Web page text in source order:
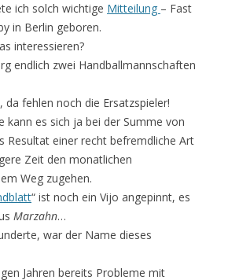
ich solch wichtige Mitteilung – Fast
in Berlin geboren.
interessieren?
endlich zwei Handballmannschaften
da fehlen noch die Ersatzspieler!
kann es sich ja bei der Summe von
Resultat einer recht befremdliche Art
Zeit den monatlichen
Weg zugehen.
“ ist noch ein Vijo angepinnt, es
Marzahn…
war der Name dieses
Jahren bereits Probleme mit